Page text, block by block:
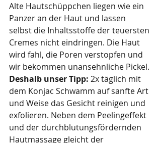
Alte Hautschüppchen liegen wie ein
Panzer an der Haut und lassen
selbst die Inhaltsstoffe der teuersten
Cremes nicht eindringen. Die Haut
wird fahl, die Poren verstopfen und
wir bekommen unansehnliche Pickel.
Deshalb unser Tipp: 2x täglich mit
dem Konjac Schwamm auf sanfte Art
und Weise das Gesicht reinigen und
exfolieren. Neben dem Peelingeffekt
und der durchblutungsfördernden
Hautmassage gleicht der